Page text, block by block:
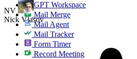
GPT Workspace
Mail Merge
Mail Agent
Mail Tracker
Form Timer
Record Meeting